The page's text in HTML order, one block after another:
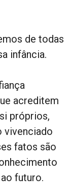
de todas
infância.
acreditem
próprios,
vivenciado
fatos são
futuro.